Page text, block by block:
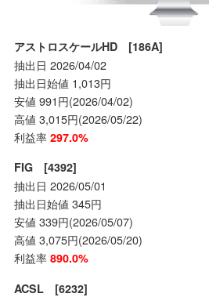
アストロスケールHD [186A]
抽出日 2026/04/02
抽出日始値 1,013円
安値 991円(2026/04/02)
高値 3,015円(2026/05/22)
利益率 297.0%
FIG [4392]
抽出日 2026/05/01
抽出日始値 345円
安値 339円(2026/05/07)
高値 3,075円(2026/05/20)
利益率 890.0%
ACSL [6232]